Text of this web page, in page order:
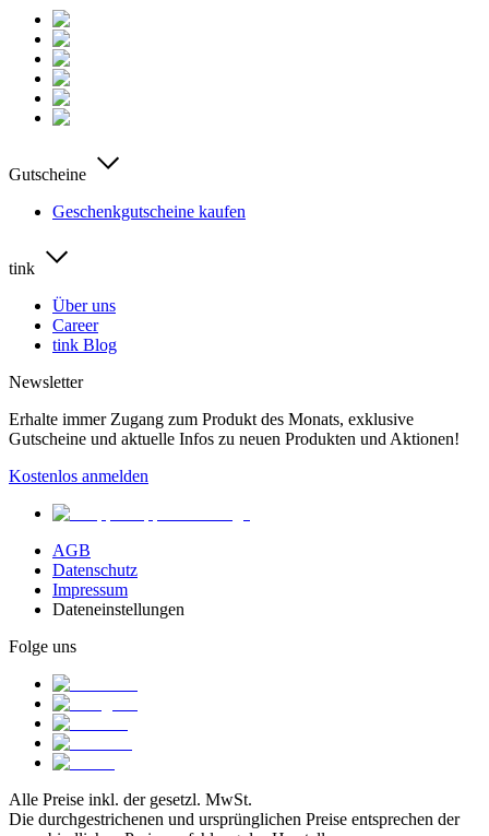
Gutscheine
Geschenkgutscheine kaufen
tink
Über uns
Career
tink Blog
Newsletter
Erhalte immer Zugang zum Produkt des Monats, exklusive
Gutscheine und aktuelle Infos zu neuen Produkten und Aktionen!
Kostenlos anmelden
AGB
Datenschutz
Impressum
Dateneinstellungen
Folge uns
Alle Preise inkl. der gesetzl. MwSt.
Die durchgestrichenen und ursprünglichen Preise entsprechen der